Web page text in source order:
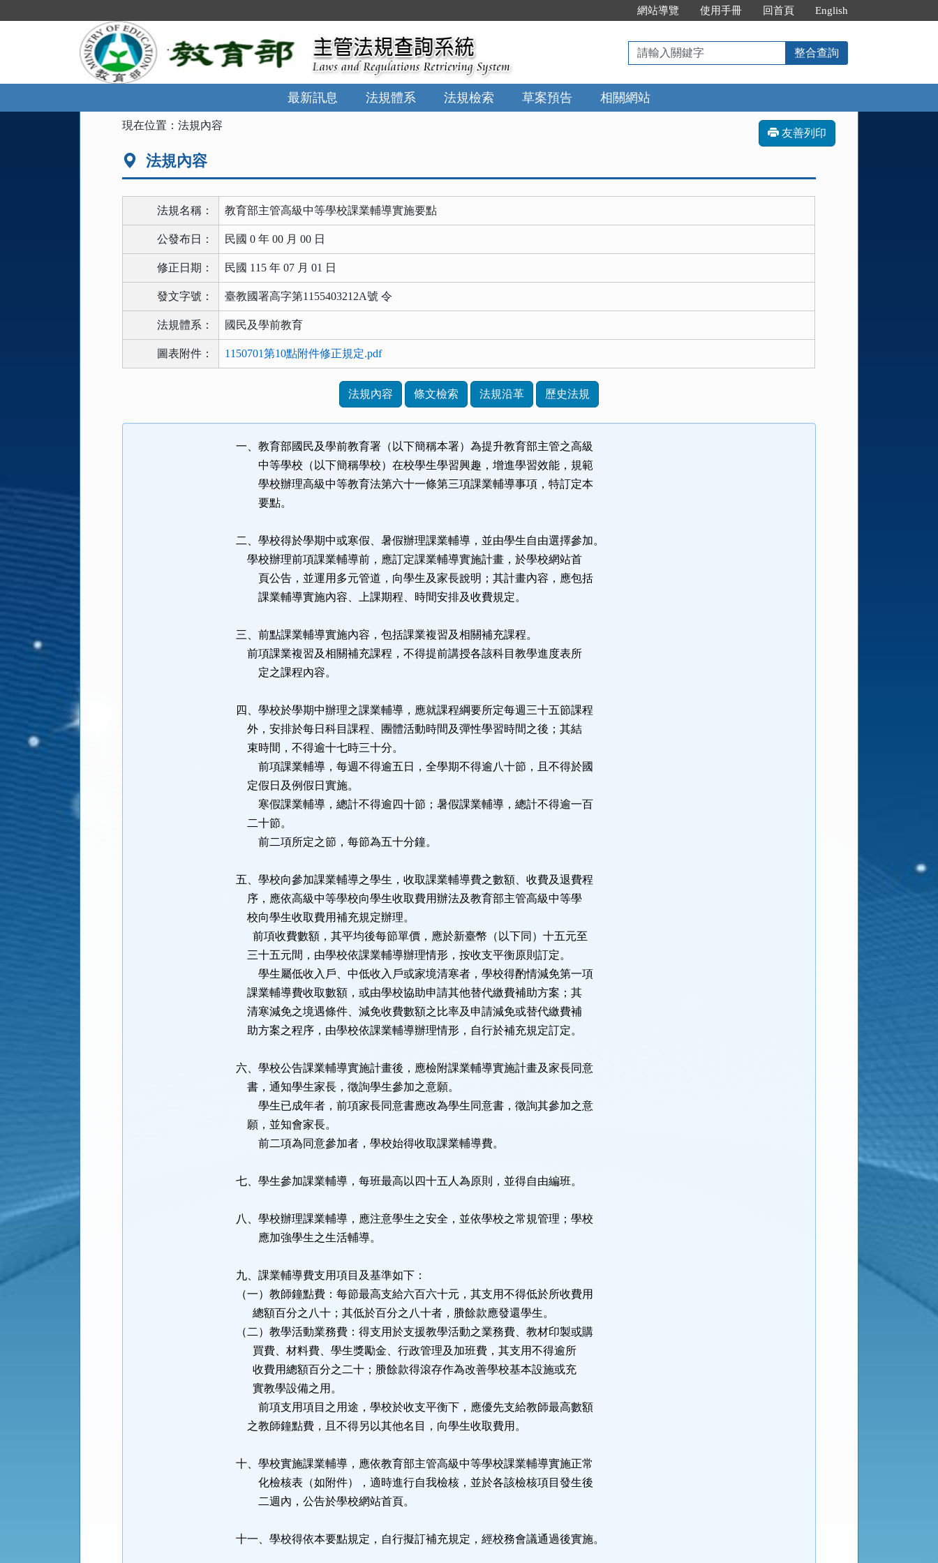
到
網站導覽 使用手冊 回首頁 English
請
輸
入
關
鍵
整合查詢
最新訊息 法規體系 法規檢索 草案預告 相關網站
現在位置：法規內容
友善列印
法規內容
法規名稱： 教育部主管高級中等學校課業輔導實施要點
公發布日： 民國 0 年 00 月 00 日
修正日期： 民國 115 年 07 月 01 日
發文字號： 臺教國署高字第1155403212A號 令
法規體系： 國民及學前教育
圖表附件： 1150701第10點附件修正規定.pdf
功
法規內容 條文檢索 法規沿革 歷史法規
一、教育部國民及學前教育署（以下簡稱本署）為提升教育部主管之高級
中等學校（以下簡稱學校）在校學生學習興趣，增進學習效能，規範
學校辦理高級中等教育法第六十一條第三項課業輔導事項，特訂定本
要點。
二、學校得於學期中或寒假、暑假辦理課業輔導，並由學生自由選擇參加。
學校辦理前項課業輔導前，應訂定課業輔導實施計畫，於學校網站首
頁公告，並運用多元管道，向學生及家長說明；其計畫內容，應包括
課業輔導實施內容、上課期程、時間安排及收費規定。
三、前點課業輔導實施內容，包括課業複習及相關補充課程。
前項課業複習及相關補充課程，不得提前講授各該科目教學進度表所
定之課程內容。
四、學校於學期中辦理之課業輔導，應就課程綱要所定每週三十五節課程
外，安排於每日科目課程、團體活動時間及彈性學習時間之後；其結
束時間，不得逾十七時三十分。
前項課業輔導，每週不得逾五日，全學期不得逾八十節，且不得於國
定假日及例假日實施。
寒假課業輔導，總計不得逾四十節；暑假課業輔導，總計不得逾一百
二十節。
前二項所定之節，每節為五十分鐘。
五、學校向參加課業輔導之學生，收取課業輔導費之數額、收費及退費程
序，應依高級中等學校向學生收取費用辦法及教育部主管高級中等學
校向學生收取費用補充規定辦理。
前項收費數額，其平均後每節單價，應於新臺幣（以下同）十五元至
三十五元間，由學校依課業輔導辦理情形，按收支平衡原則訂定。
學生屬低收入戶、中低收入戶或家境清寒者，學校得酌情減免第一項
課業輔導費收取數額，或由學校協助申請其他替代繳費補助方案；其
清寒減免之境遇條件、減免收費數額之比率及申請減免或替代繳費補
助方案之程序，由學校依課業輔導辦理情形，自行於補充規定訂定。
六、學校公告課業輔導實施計畫後，應檢附課業輔導實施計畫及家長同意
書，通知學生家長，徵詢學生參加之意願。
學生已成年者，前項家長同意書應改為學生同意書，徵詢其參加之意
願，並知會家長。
前二項為同意參加者，學校始得收取課業輔導費。
七、學生參加課業輔導，每班最高以四十五人為原則，並得自由編班。
八、學校辦理課業輔導，應注意學生之安全，並依學校之常規管理；學校
應加強學生之生活輔導。
九、課業輔導費支用項目及基準如下：
（一）教師鐘點費：每節最高支給六百六十元，其支用不得低於所收費用
總額百分之八十；其低於百分之八十者，賸餘款應發還學生。
（二）教學活動業務費：得支用於支援教學活動之業務費、教材印製或購
買費、材料費、學生獎勵金、行政管理及加班費，其支用不得逾所
收費用總額百分之二十；賸餘款得滾存作為改善學校基本設施或充
實教學設備之用。
前項支用項目之用途，學校於收支平衡下，應優先支給教師最高數額
之教師鐘點費，且不得另以其他名目，向學生收取費用。
十、學校實施課業輔導，應依教育部主管高級中等學校課業輔導實施正常
化檢核表（如附件），適時進行自我檢核，並於各該檢核項目發生後
二週內，公告於學校網站首頁。
十一、學校得依本要點規定，自行擬訂補充規定，經校務會議通過後實施。